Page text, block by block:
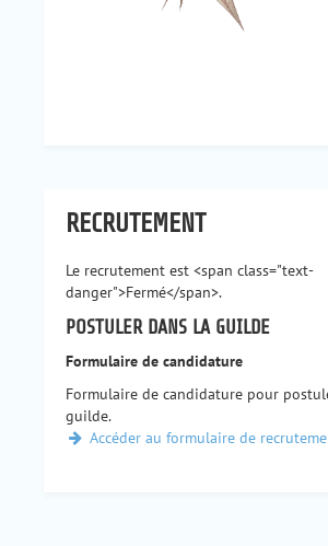
RECRUTEMENT
Le recrutement est <span class="text-
danger">Fermé</span>.
POSTULER DANS LA GUILDE
Formulaire de candidature
Formulaire de candidature pour
guilde.
Accéder au formulaire de